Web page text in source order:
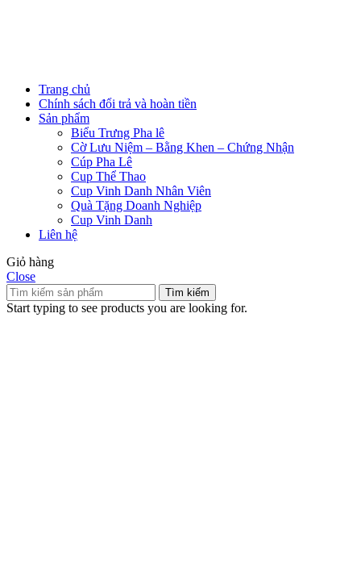
Trang chủ
Chính sách đổi trả và hoàn tiền
Sản phẩm
Biểu Trưng Pha lê
Cờ Lưu Niệm – Bằng Khen – Chứng Nhận
Cúp Pha Lê
Cup Thể Thao
Cup Vinh Danh Nhân Viên
Quà Tặng Doanh Nghiệp
Cup Vinh Danh
Liên hệ
Giỏ hàng
Close
Tìm kiếm
Start typing to see products you are looking for.